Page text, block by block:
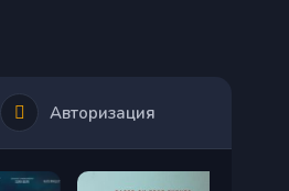
Авторизация